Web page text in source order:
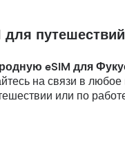
для
eSIM для
на связи в
или по